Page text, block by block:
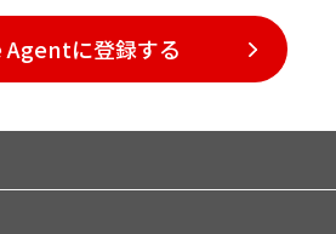
Agentに登録する